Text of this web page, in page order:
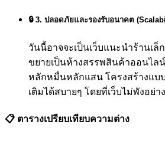
🔒 3. ปลอดภัยและรองรับอนาคต
วันนี้อาจจะเป็นเว็บแนะนำร้านเล็
ขยายเป็นห้างสรรพสินค้าออนไ
หลักหมื่นหลักแสน โครงสร้างแบ
เติมได้สบายๆ โดยที่เว็บไม่พังอย่า
📋 ตารางเปรียบเทียบความต่าง